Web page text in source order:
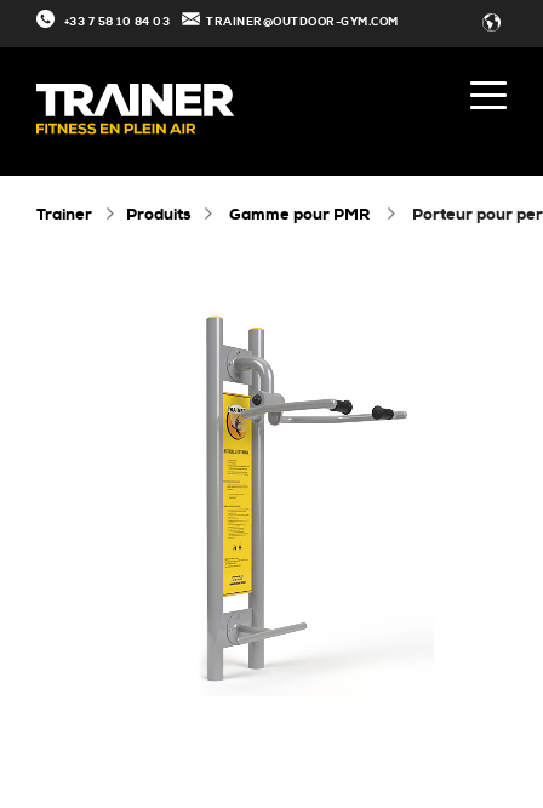
+33 7 58 10 84 03 TRAINER@OUTDOOR-GYM.COM
Trainer Produits Gamme pour PMR porteur pour